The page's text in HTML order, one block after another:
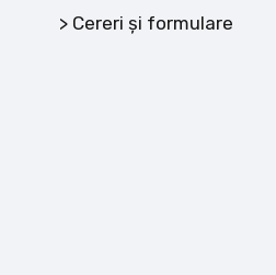
Cereri și formulare